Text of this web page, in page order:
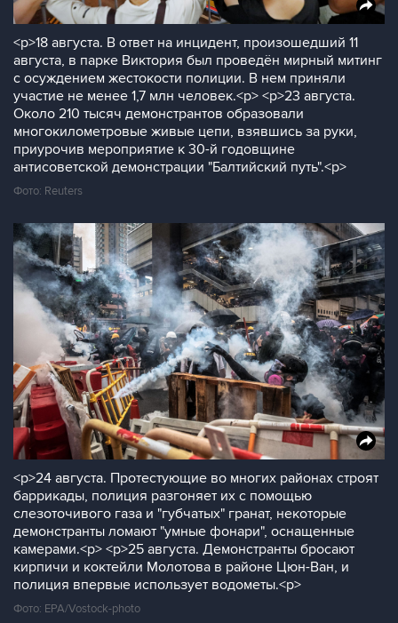
<p>18 августа. В ответ на инцидент, произошедший 11
августа, в парке Виктория был проведён мирный митинг
с осуждением жестокости полиции. В нем приняли
участие не менее 1,7 млн человек.<p> <p>23 августа.
Около 210 тысяч демонстрантов образовали
многокилометровые живые цепи, взявшись за руки,
приурочив мероприятие к 30-й годовщине
антисоветской демонстрации "Балтийский путь".<p>
Фото: Reuters
<p>24 августа. Протестующие во многих районах строят
баррикады, полиция разгоняет их с помощью
слезоточивого газа и "губчатых" гранат, некоторые
демонстранты ломают "умные фонари", оснащенные
камерами.<p> <p>25 августа. Демонстранты бросают
кирпичи и коктейли Молотова в районе Цюн-Ван, и
полиция впервые использует водометы.<p>
Фото: EPA/Vostock-photo